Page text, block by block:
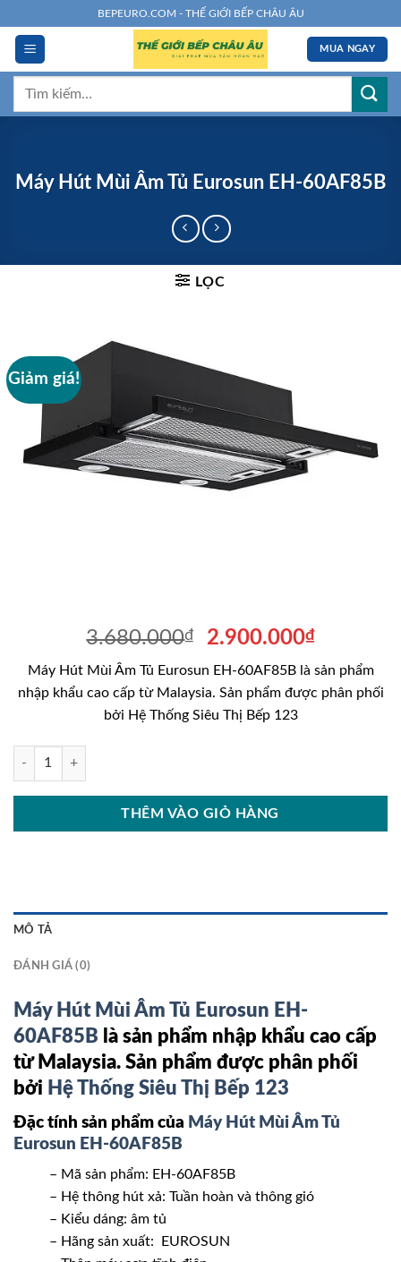
đến
dung
BEPEURO.COM - THẾ GIỚI BẾP CHÂU ÂU
MUA NGAY
Tìm
Máy Hút Mùi Âm Tủ Eurosun EH-60AF85B
LỌC
Giảm giá!
3.680.000₫
Giá
là:
3.680.000₫.
2.900.000₫Giá
tại
là:
Máy Hút Mùi Âm Tủ Eurosun EH-60AF85B là sản phẩm
nhập khẩu cao cấp từ Malaysia. Sản phẩm được phân phối
bởi Hệ Thống Siêu Thị Bếp 123
Máy Hút Mùi Âm Tủ Eurosun EH-60AF85B số lượng
THÊM VÀO GIỎ HÀNG
MÔ TẢ
ĐÁNH GIÁ (0)
Máy Hút Mùi Âm Tủ Eurosun EH-
60AF85B là sản phẩm nhập khẩu cao cấp
từ Malaysia. Sản phẩm được phân phối
bởi Hệ Thống Siêu Thị Bếp 123
Đặc tính sản phẩm của Máy Hút Mùi Âm Tủ
Eurosun EH-60AF85B
– Mã sản phẩm: EH-60AF85B
– Hệ thông hút xả: Tuần hoàn và thông gió
– Kiểu dáng: âm tủ
– Hãng sản xuất: EUROSUN